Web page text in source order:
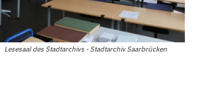
Lesesaal des Stadtarchivs - Stadtarchiv Saarbrücken